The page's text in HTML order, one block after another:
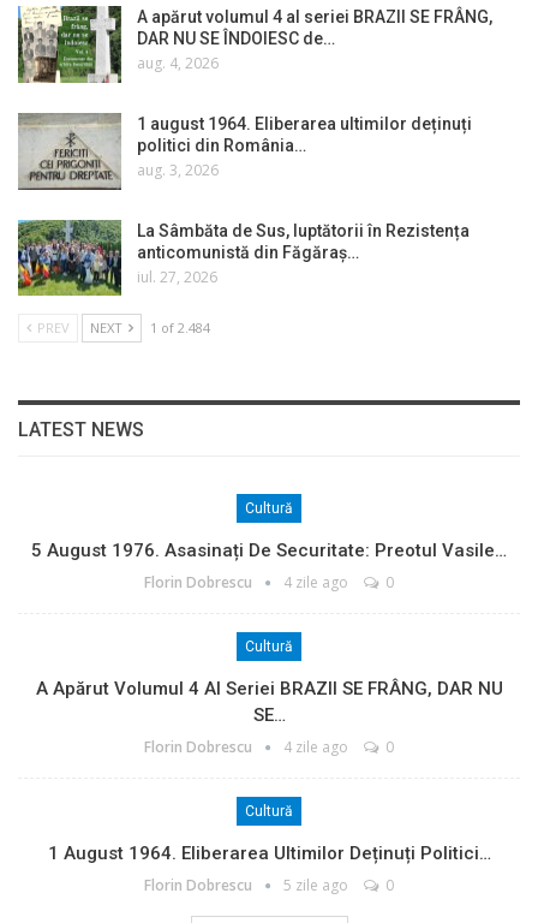
A apărut volumul 4 al seriei BRAZII SE FRÂNG,
DAR NU SE ÎNDOIESC de…
aug. 4, 2026
1 august 1964. Eliberarea ultimilor deținuți
politici din România…
aug. 3, 2026
La Sâmbăta de Sus, luptătorii în Rezistența
anticomunistă din Făgăraș…
iul. 27, 2026
PREV NEXT 1 of 2.484
LATEST NEWS
Cultură
5 August 1976. Asasinați De Securitate: Preotul Vasile…
Florin Dobrescu 4 zile ago 0
Cultură
A Apărut Volumul 4 Al Seriei BRAZII SE FRÂNG, DAR NU
SE…
Florin Dobrescu 4 zile ago 0
Cultură
1 August 1964. Eliberarea Ultimilor Deținuți Politici…
Florin Dobrescu 5 zile ago 0